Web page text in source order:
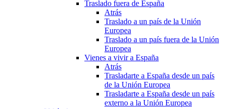
Traslado fuera de España
Atrás
Traslado a un país de la Unión
Europea
Traslado a un país fuera de la Unión
Europea
Vienes a vivir a España
Atrás
Trasladarte a España desde un país
de la Unión Europea
Trasladarte a España desde un país
externo a la Unión Europea